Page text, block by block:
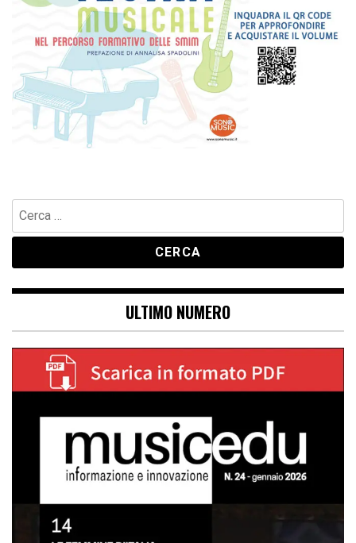
Ricerca
per:
ULTIMO NUMERO